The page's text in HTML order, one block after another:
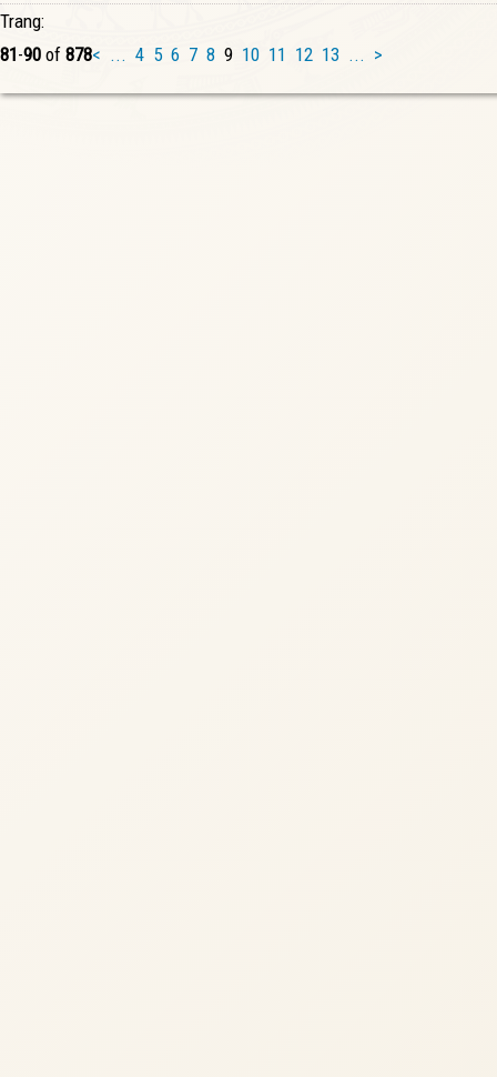
Trang:
81-90 of 878< ... 4 5 6 7 8 9 10 11 12 13 ... >